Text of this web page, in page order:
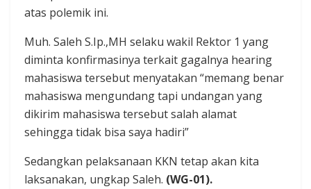
atas polemik ini.
Muh. Saleh S.Ip.,MH selaku wakil Rektor 1 yang
diminta konfirmasinya terkait gagalnya hearing
mahasiswa tersebut menyatakan “memang benar
mahasiswa mengundang tapi undangan yang
dikirim mahasiswa tersebut salah alamat
sehingga tidak bisa saya hadiri”
Sedangkan pelaksanaan KKN tetap akan kita
laksanakan, ungkap Saleh. (WG-01).